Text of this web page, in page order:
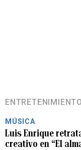
ENTRETENIMIENTO
MÚSICA
Luis Enrique
creativo en “El